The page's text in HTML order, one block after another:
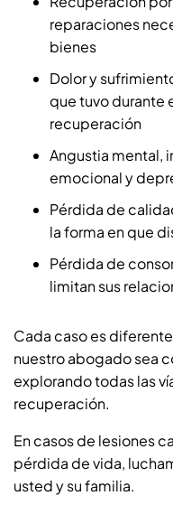
reparaciones
bienes
Dolor y
que tuvo durante
recuperación
Angustia mental,
emocional y
Pérdida de
la forma en que
Pérdida de
limitan sus
Cada caso es
nuestro abogado sea
explorando todas las
recuperación.
En casos de lesiones
pérdida de vida,
usted y su familia.